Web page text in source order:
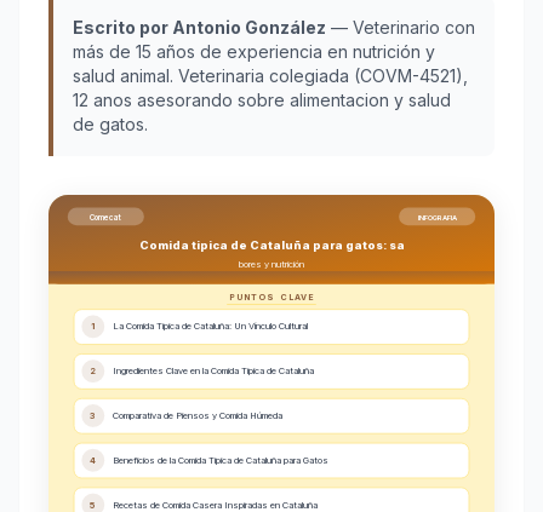
Escrito por Antonio González — Veterinario con
más de 15 años de experiencia en nutrición y
salud animal. Veterinaria colegiada (COVM-4521),
12 anos asesorando sobre alimentacion y salud
de gatos.
Comecat INFOGRAFIA
Comida tipica de Cataluña para gatos: sa
bores y nutrición
PUNTOS CLAVE
1 La Comida Tipica de Cataluña: Un Vínculo Cultural
2 Ingredientes Clave en la Comida Tipica de Cataluña
3 Comparativa de Piensos y Comida Húmeda
4 Beneficios de la Comida Tipica de Cataluña para Gatos
5 Recetas de Comida Casera Inspiradas en Cataluña